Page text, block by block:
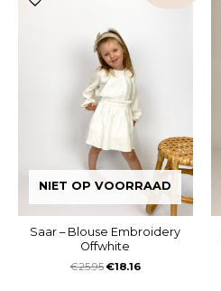
NIET OP VOORRAAD
Saar – Blouse Embroidery
Offwhite
€25.95 €18.16